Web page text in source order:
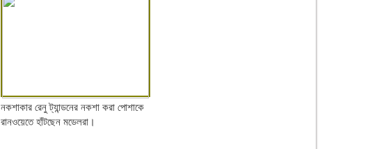
নকশাকার রেনু ট্যান্ডনের নকশা করা পোশাকে
রানওয়েতে হাঁটছেন মডেলরা।